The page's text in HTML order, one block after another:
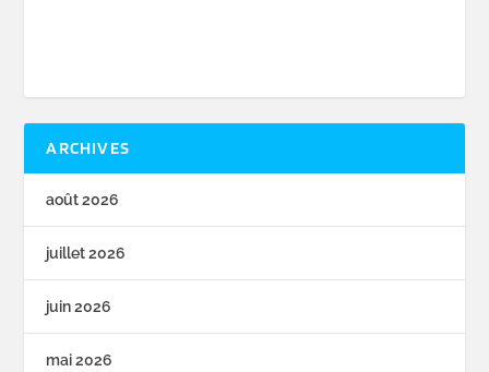
ARCHIVES
août 2026
juillet 2026
juin 2026
mai 2026